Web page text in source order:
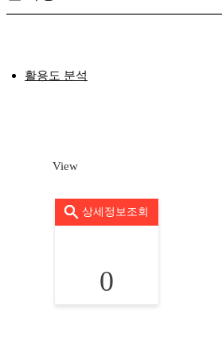
활용도 분석
View
상세정보조회
0